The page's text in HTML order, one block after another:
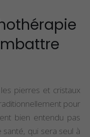
pierres et cristaux
pour
bien entendu pas
qui sera seul à
de l’héliodore
Propriétés et
Propriétés et
de la staurolite